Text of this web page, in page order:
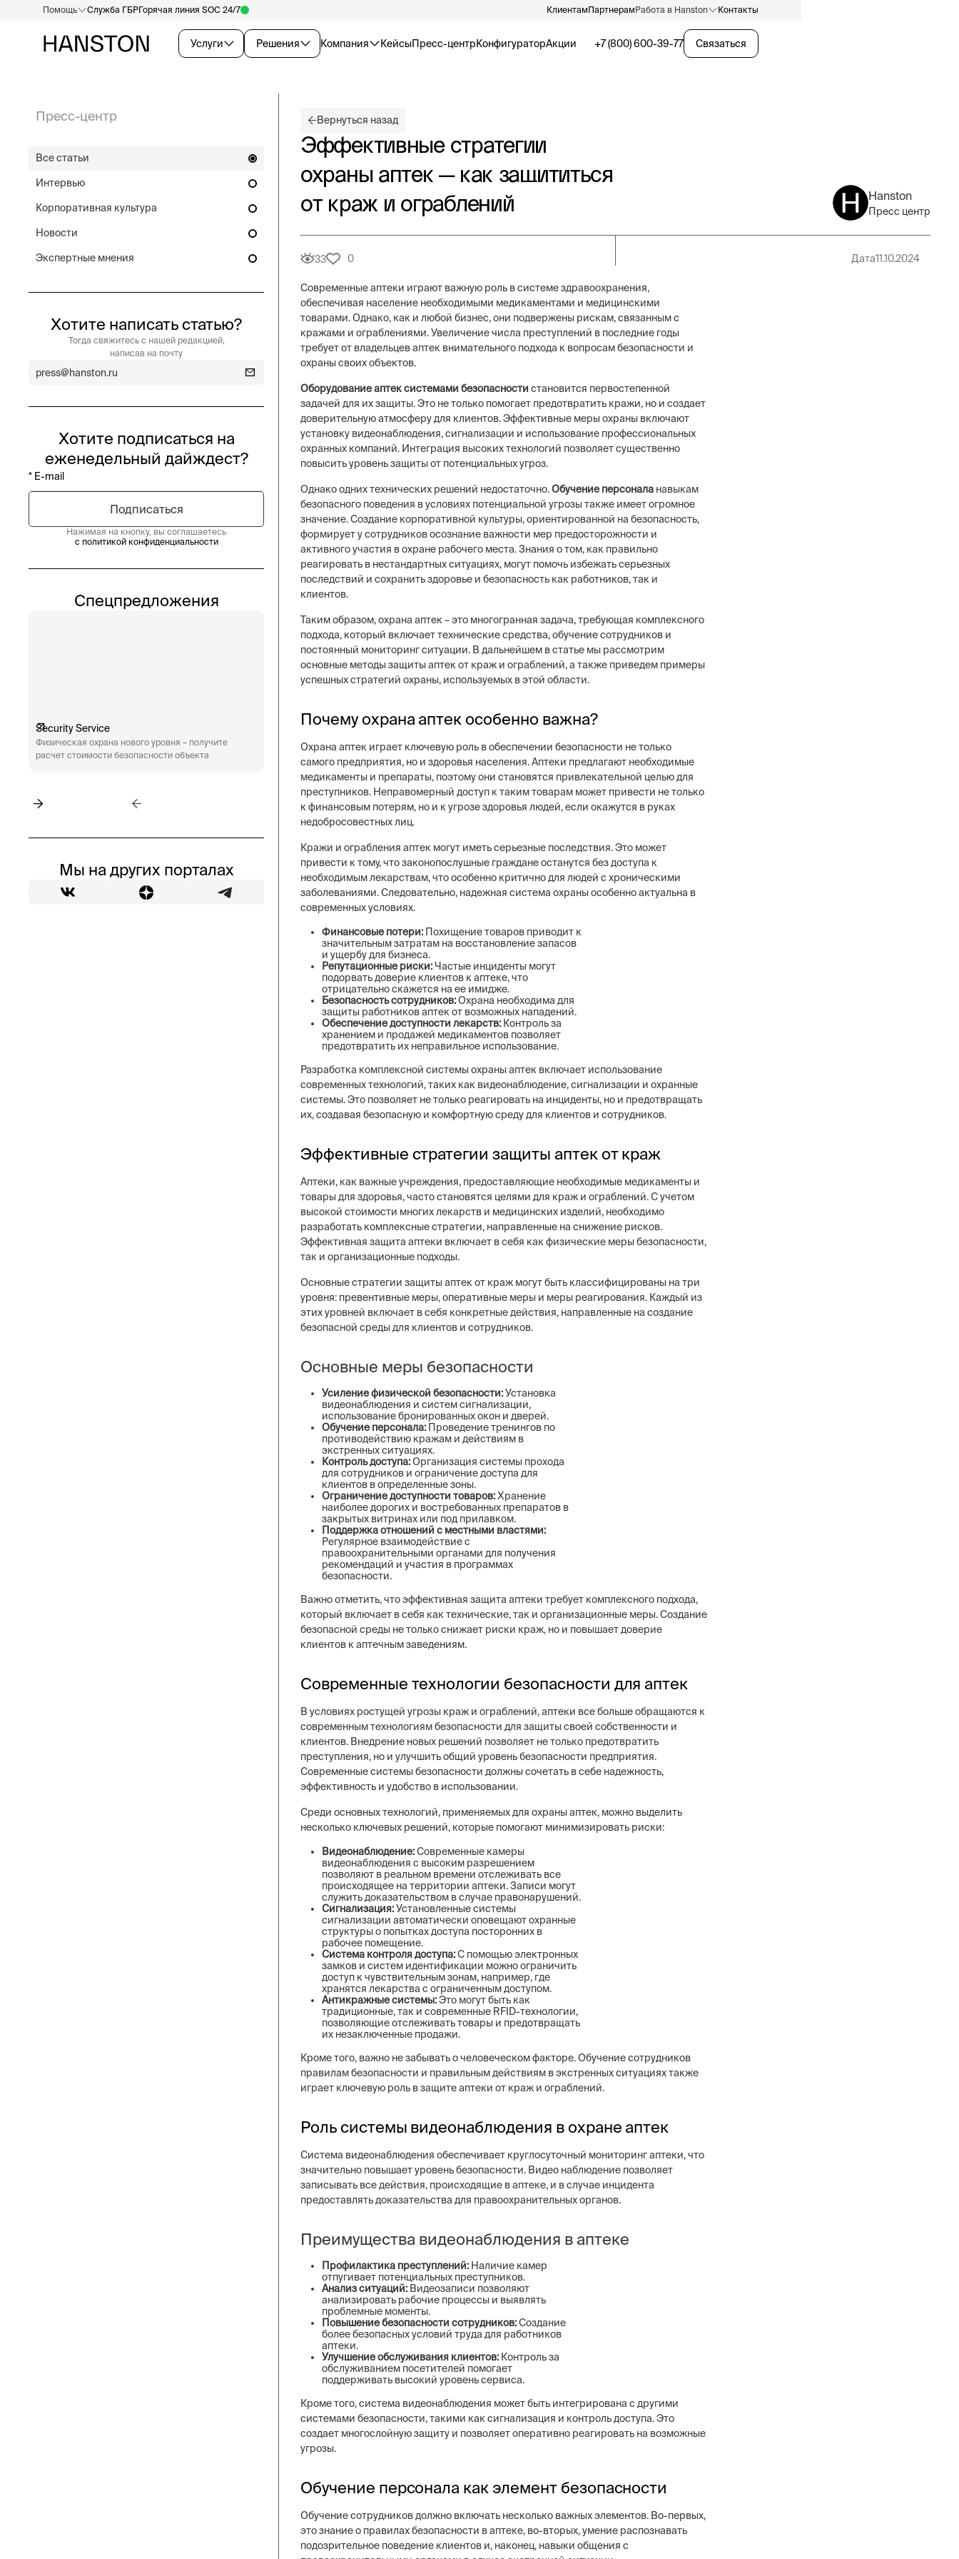
Услуги Решения Компания КейсыПресс-центрКонфигураторАкции
Помощь Служба ГБРГорячая линия SOC 24/7 КлиентамПартнерамРабота в Hanston Контакты
+7 (800) 600-39-77 Связаться
Пресс-центр
Все статьи
Интервью
Корпоративная культура
Новости
Экспертные мнения
Хотите написать статью?
Тогда свяжитесь с нашей редакцией,
написав на почту
press@hanston.ru
Хотите подписаться на
еженедельный дайждест?
Нажимая на кнопку, вы соглашаетесь
с политикой конфиденциальности
Спецпредложения
Security Service
Физическая охрана нового уровня – получите
расчет стоимости безопасности объекта
Engineering
Технические системы безопасности бизнеса –
аудит систем, видеонаблюдение, СКУД,
пожарная сигнализация
Постовая охрана объектов
Физическая охрана объектов нового уровня, 12
конфигуратор расчета стоимости охранных
услуг
Мы на других порталах
Вернуться назад
Эффективные стратегии
охраны аптек — как защититься
от краж и ограблений
Hanston
Пресс центр
33 0 Дата11.10.2024
Современные аптеки играют важную роль в системе здравоохранения,
обеспечивая население необходимыми медикаментами и медицинскими
товарами. Однако, как и любой бизнес, они подвержены рискам, связанным с
кражами и ограблениями. Увеличение числа преступлений в последние годы
требует от владельцев аптек внимательного подхода к вопросам безопасности и
охраны своих объектов.
Оборудование аптек системами безопасности становится первостепенной
задачей для их защиты. Это не только помогает предотвратить кражи, но и создает
доверительную атмосферу для клиентов. Эффективные меры охраны включают
установку видеонаблюдения, сигнализации и использование профессиональных
охранных компаний. Интеграция высоких технологий позволяет существенно
повысить уровень защиты от потенциальных угроз.
Однако одних технических решений недостаточно.Обучение персонала навыкам
безопасного поведения в условиях потенциальной угрозы также имеет огромное
значение. Создание корпоративной культуры, ориентированной на безопасность,
формирует у сотрудников осознание важности мер предосторожности и
активного участия в охране рабочего места. Знания о том, как правильно
реагировать в нестандартных ситуациях, могут помочь избежать серьезных
последствий и сохранить здоровье и безопасность как работников, так и
клиентов.
Таким образом, охрана аптек – это многогранная задача, требующая комплексного
подхода, который включает технические средства, обучение сотрудников и
постоянный мониторинг ситуации. В дальнейшем в статье мы рассмотрим
основные методы защиты аптек от краж и ограблений, а также приведем примеры
успешных стратегий охраны, используемых в этой области.
Почему охрана аптек особенно важна?
Охрана аптек играет ключевую роль в обеспечении безопасности не только
самого предприятия, но и здоровья населения. Аптеки предлагают необходимые
медикаменты и препараты, поэтому они становятся привлекательной целью для
преступников. Неправомерный доступ к таким товарам может привести не только
к финансовым потерям, но и к угрозе здоровья людей, если окажутся в руках
недобросовестных лиц.
Кражи и ограбления аптек могут иметь серьезные последствия. Это может
привести к тому, что законопослушные граждане останутся без доступа к
необходимым лекарствам, что особенно критично для людей с хроническими
заболеваниями. Следовательно, надежная система охраны особенно актуальна в
современных условиях.
Финансовые потери: Похищение товаров приводит к
значительным затратам на восстановление запасов
и ущербу для бизнеса.
Репутационные риски:Частые инциденты могут
подорвать доверие клиентов к аптеке, что
отрицательно скажется на ее имидже.
Безопасность сотрудников:Охрана необходима для
защиты работников аптек от возможных нападений.
Обеспечение доступности лекарств: Контроль за
хранением и продажей медикаментов позволяет
предотвратить их неправильное использование.
Разработка комплексной системы охраны аптек включает использование
современных технологий, таких как видеонаблюдение, сигнализации и охранные
системы. Это позволяет не только реагировать на инциденты, но и предотвращать
их, создавая безопасную и комфортную среду для клиентов и сотрудников.
Эффективные стратегии защиты аптек от краж
Аптеки, как важные учреждения, предоставляющие необходимые медикаменты и
товары для здоровья, часто становятся целями для краж и ограблений. С учетом
высокой стоимости многих лекарств и медицинских изделий, необходимо
разработать комплексные стратегии, направленные на снижение рисков.
Эффективная защита аптеки включает в себя как физические меры безопасности,
так и организационные подходы.
Основные стратегии защиты аптек от краж могут быть классифицированы на три
уровня: превентивные меры, оперативные меры и меры реагирования. Каждый из
этих уровней включает в себя конкретные действия, направленные на создание
безопасной среды для клиентов и сотрудников.
Основные меры безопасности
Усиление физической безопасности:Установка
видеонаблюдения и систем сигнализации,
использование бронированных окон и дверей.
Обучение персонала: Проведение тренингов по
противодействию кражам и действиям в
экстренных ситуациях.
Контроль доступа:Организация системы прохода
для сотрудников и ограничение доступа для
клиентов в определенные зоны.
Ограничение доступности товаров:Хранение
наиболее дорогих и востребованных препаратов в
закрытых витринах или под прилавком.
Поддержка отношений с местными властями:
Регулярное взаимодействие с
правоохранительными органами для получения
рекомендаций и участия в программах
безопасности.
Важно отметить, что эффективная защита аптеки требует комплексного подхода,
который включает в себя как технические, так и организационные меры. Создание
безопасной среды не только снижает риски краж, но и повышает доверие
клиентов к аптечным заведениям.
Современные технологии безопасности для аптек
В условиях ростущей угрозы краж и ограблений, аптеки все больше обращаются к
современным технологиям безопасности для защиты своей собственности и
клиентов. Внедрение новых решений позволяет не только предотвратить
преступления, но и улучшить общий уровень безопасности предприятия.
Современные системы безопасности должны сочетать в себе надежность,
эффективность и удобство в использовании.
Среди основных технологий, применяемых для охраны аптек, можно выделить
несколько ключевых решений, которые помогают минимизировать риски:
Видеонаблюдение:Современные камеры
видеонаблюдения с высоким разрешением
позволяют в реальном времени отслеживать все
происходящее на территории аптеки. Записи могут
служить доказательством в случае правонарушений.
Сигнализация:Установленные системы
сигнализации автоматически оповещают охранные
структуры о попытках доступа посторонних в
рабочее помещение.
Система контроля доступа:С помощью электронных
замков и систем идентификации можно ограничить
доступ к чувствительным зонам, например, где
хранятся лекарства с ограниченным доступом.
Антикражные системы:Это могут быть как
традиционные, так и современные RFID-технологии,
позволяющие отслеживать товары и предотвращать
их незаключенные продажи.
Кроме того, важно не забывать о человеческом факторе. Обучение сотрудников
правилам безопасности и правильным действиям в экстренных ситуациях также
играет ключевую роль в защите аптеки от краж и ограблений.
Роль системы видеонаблюдения в охране аптек
Система видеонаблюдения обеспечивает круглосуточный мониторинг аптеки, что
значительно повышает уровень безопасности. Видео наблюдение позволяет
записывать все действия, происходящие в аптеке, и в случае инцидента
предоставлять доказательства для правоохранительных органов.
Преимущества видеонаблюдения в аптеке
Профилактика преступлений: Наличие камер
отпугивает потенциальных преступников.
Анализ ситуаций: Видеозаписи позволяют
анализировать рабочие процессы и выявлять
проблемные моменты.
Повышение безопасности сотрудников:Создание
более безопасных условий труда для работников
аптеки.
Улучшение обслуживания клиентов: Контроль за
обслуживанием посетителей помогает
поддерживать высокий уровень сервиса.
Кроме того, система видеонаблюдения может быть интегрирована с другими
системами безопасности, такими как сигнализация и контроль доступа. Это
создает многослойную защиту и позволяет оперативно реагировать на возможные
угрозы.
Обучение персонала как элемент безопасности
Обучение сотрудников должно включать несколько важных элементов. Во-первых,
это знание о правилах безопасности в аптеке, во-вторых, умение распознавать
подозрительное поведение клиентов и, наконец, навыки общения с